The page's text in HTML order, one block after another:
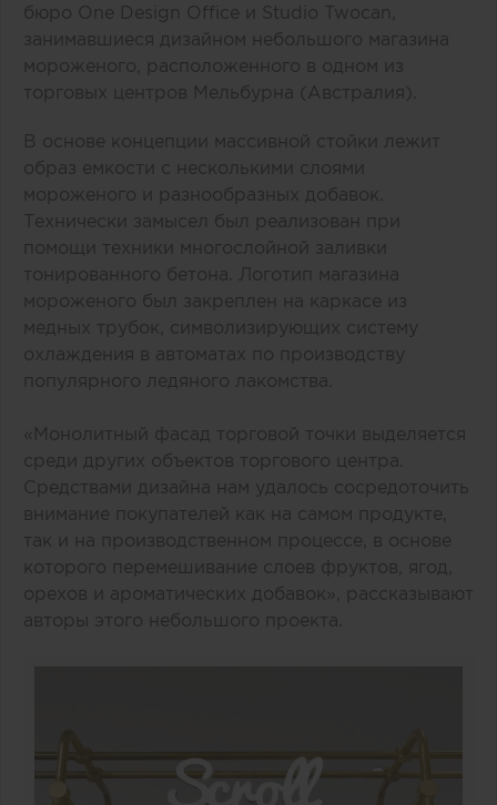
бюро One Design Office и Studio Twocan,
занимавшиеся дизайном небольшого магазина
мороженого, расположенного в одном из
торговых центров Мельбурна (Австралия).
В основе концепции массивной стойки лежит
образ емкости с несколькими слоями
мороженого и разнообразных добавок.
Технически замысел был реализован при
помощи техники многослойной заливки
тонированного бетона. Логотип магазина
мороженого был закреплен на каркасе из
медных трубок, символизирующих систему
охлаждения в автоматах по производству
популярного ледяного лакомства.
«Монолитный фасад торговой точки выделяется
среди других объектов торгового центра.
Средствами дизайна нам удалось сосредоточить
внимание покупателей как на самом продукте,
так и на производственном процессе, в основе
которого перемешивание слоев фруктов, ягод,
орехов и ароматических добавок», рассказывают
авторы этого небольшого проекта.